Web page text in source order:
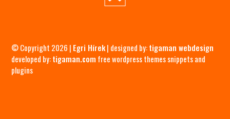
© Copyright 2026 | Egri Hírek| designed by:tigaman webdesign
developed by:tigaman.com free wordpress themes snippets and
plugins